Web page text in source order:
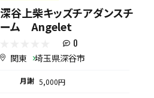
深谷上柴キッズチアダンスチ
ーム Angelet
0
関東 埼玉県深谷市
月謝 5,000円